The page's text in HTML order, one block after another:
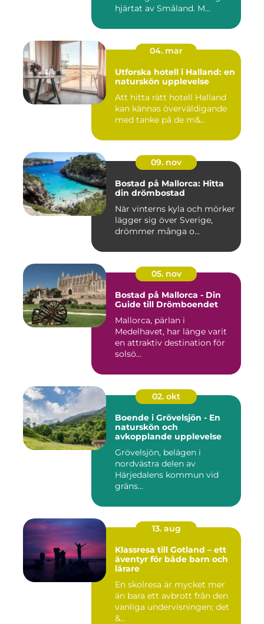
hjärtat av Småland. M...
04. mar
Utforska hotell i Halland: en
naturskön upplevelse
Att hitta rätt hotell Halland
kan kännas överväldigande
med tanke på de m&...
09. nov
Bostad på Mallorca: Hitta
din drömbostad
När vinterns kyla och mörker
lägger sig över Sverige,
drömmer många o...
05. nov
Bostad på Mallorca - Din
Guide till Drömboendet
Mallorca, pärlan i
Medelhavet, har länge varit
en attraktiv destination för
solsö...
02. okt
Boende i Grövelsjön - En
naturskön och
avkopplande upplevelse
Grövelsjön, belägen i
nordvästra delen av
Härjedalens kommun vid
gräns...
13. aug
Klassresa till Gotland – ett
äventyr för både barn och
lärare
En skolresa är mycket mer
än bara ett avbrott från den
vanliga undervisningen; det
&...